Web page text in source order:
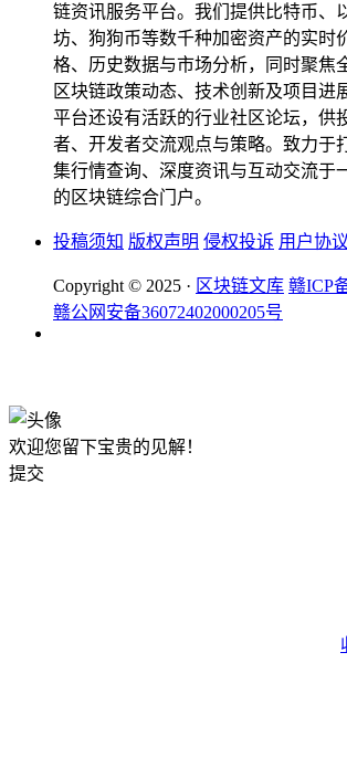
链资讯服务平台。我们提供比特币、
坊、狗狗币等数千种加密资产的实时
格、历史数据与市场分析，同时聚焦
区块链政策动态、技术创新及项目进
平台还设有活跃的行业社区论坛，供
者、开发者交流观点与策略。致力于
集行情查询、深度资讯与互动交流于
的区块链综合门户。
投稿须知 版权声明 侵权投诉 用户协议
Copyright © 2025 · 区块链文库 赣ICP
赣公网安备36072402000205号
欢迎您留下宝贵的见解！
提交